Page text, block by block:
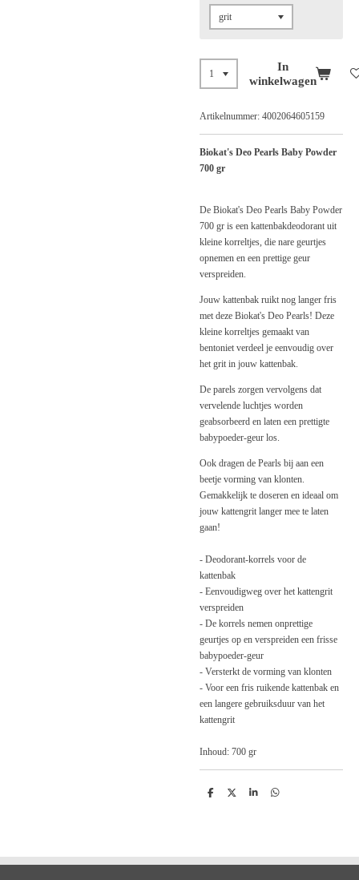
In
winkelwagen
Artikelnummer: 4002064605159
Biokat's Deo Pearls Baby Powder
700 gr
De Biokat's Deo Pearls Baby Powder
700 gr is een kattenbakdeodorant uit
kleine korreltjes, die nare geurtjes
opnemen en een prettige geur
verspreiden.
Jouw kattenbak ruikt nog langer fris
met deze Biokat's Deo Pearls! Deze
kleine korreltjes gemaakt van
bentoniet verdeel je eenvoudig over
het grit in jouw kattenbak.
De parels zorgen vervolgens dat
vervelende luchtjes worden
geabsorbeerd en laten een prettigte
babypoeder-geur los.
Ook dragen de Pearls bij aan een
beetje vorming van klonten.
Gemakkelijk te doseren en ideaal om
jouw kattengrit langer mee te laten
gaan!
- Deodorant-korrels voor de
kattenbak
- Eenvoudigweg over het kattengrit
verspreiden
- De korrels nemen onprettige
geurtjes op en verspreiden een frisse
babypoeder-geur
- Versterkt de vorming van klonten
- Voor een fris ruikende kattenbak en
een langere gebruiksduur van het
kattengrit
Inhoud: 700 gr
D
D
S
D